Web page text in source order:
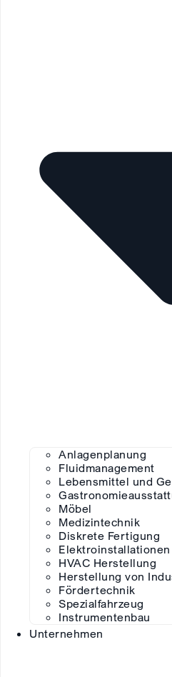
Anlagenplanung
Fluidmanagement
Lebensmittel und
Möbel
Medizintechnik
Diskrete Fertigung
Elektroinstallationen
HVAC Herstellung
Herstellung von
Fördertechnik
Spezialfahrzeug
Instrumentenbau
Unternehmen